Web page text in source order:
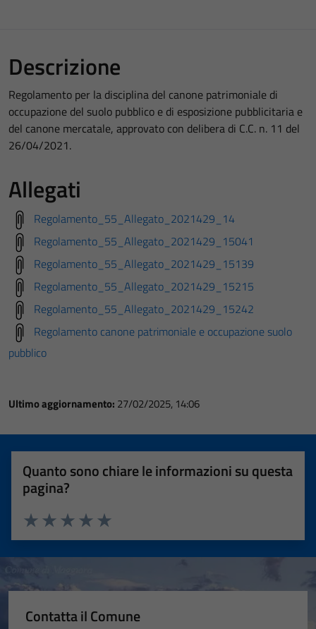
Descrizione
Regolamento per la disciplina del canone patrimoniale di
occupazione del suolo pubblico e di esposizione pubblicitaria e
del canone mercatale, approvato con delibera di C.C. n. 11 del
26/04/2021.
Allegati
Regolamento_55_Allegato_2021429_14
Regolamento_55_Allegato_2021429_15041
Regolamento_55_Allegato_2021429_15139
Regolamento_55_Allegato_2021429_15215
Regolamento_55_Allegato_2021429_15242
Regolamento canone patrimoniale e occupazione suolo
pubblico
Ultimo aggiornamento: 27/02/2025, 14:06
Quanto sono chiare le informazioni su questa
pagina?
Valuta 5 stelle su 5
Valuta 4 stelle su 5
Valuta 3 stelle su 5
Valuta 2 stelle su 5
Valuta 1 stelle su 5
Contatta il Comune